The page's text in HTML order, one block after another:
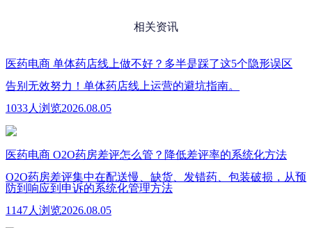
相关资讯
医药电商 单体药店线上做不好？多半是踩了这5个隐形误区
告别无效努力！单体药店线上运营的避坑指南。
1033人浏览2026.08.05
医药电商 O2O药房差评怎么管？降低差评率的系统化方法
O2O药房差评集中在配送慢、缺货、发错药、包装破损，从预
防到响应到申诉的系统化管理方法
1147人浏览2026.08.05